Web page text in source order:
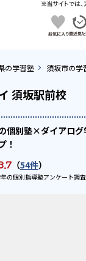
の学習塾 須坂市の学
須坂駅前校
個別塾×ダイアロ
！
（54件）
の個別指導塾アンケート調